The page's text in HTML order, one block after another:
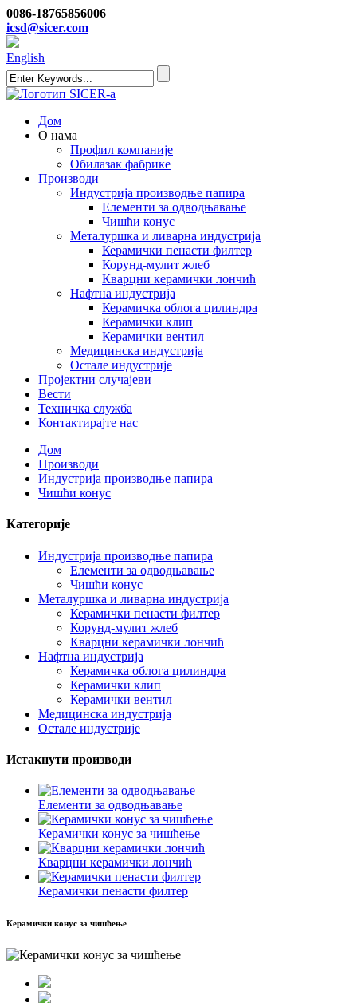
0086-18765856006
icsd@sicer.com
English
Дом
О нама
Профил компаније
Обилазак фабрике
Производи
Индустрија производње папира
Елементи за одводњавање
Чишћи конус
Металуршка и ливарна индустрија
Керамички пенасти филтер
Корунд-мулит жлеб
Кварцни керамички лончић
Нафтна индустрија
Керамичка облога цилиндра
Керамички клип
Керамички вентил
Медицинска индустрија
Остале индустрије
Пројектни случајеви
Вести
Техничка служба
Контактирајте нас
Дом
Производи
Индустрија производње папира
Чишћи конус
Категорије
Индустрија производње папира
Елементи за одводњавање
Чишћи конус
Металуршка и ливарна индустрија
Керамички пенасти филтер
Корунд-мулит жлеб
Кварцни керамички лончић
Нафтна индустрија
Керамичка облога цилиндра
Керамички клип
Керамички вентил
Медицинска индустрија
Остале индустрије
Истакнути производи
Елементи за одводњавање
Керамички конус за чишћење
Кварцни керамички лончић
Керамички пенасти филтер
Керамички конус за чишћење